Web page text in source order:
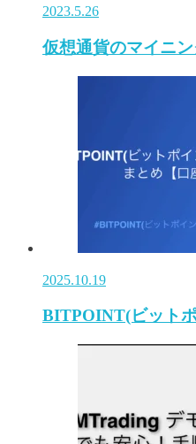
2023.5.26
仮想通貨のマイニ
2025.10.19
BITPOINT(ビット